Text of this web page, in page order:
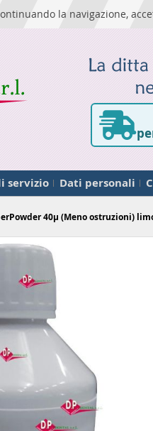
la navigazione,
servizio Dati personali
40µ (Meno ostruzioni)